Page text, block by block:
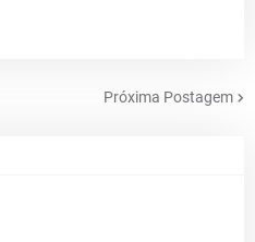
Próxima Postagem